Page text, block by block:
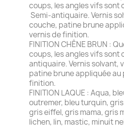
coups, les angles vifs sont
Semi-antiquaire. Vernis
couche, patine brune
vernis de finition.
FINITION CHÊNE BRUN :
coups, les angles vifs sont
antiquaire. Vernis solvant,
patine brune appliquée au
finition.
FINITION LAQUE : Aqua,
outremer, bleu turquin,
gris eiffel, gris mama, gris
lichen, lin, mastic, minuit